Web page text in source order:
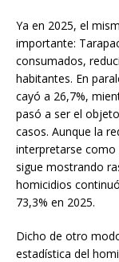
Ya en 2025, el
importante:
consumados,
habitantes. En
cayó a 26,7%,
pasó a ser el
casos. Aunque la
interpretarse
sigue mostrando
homicidios
73,3% en 2025.
Dicho de otro
estadística del